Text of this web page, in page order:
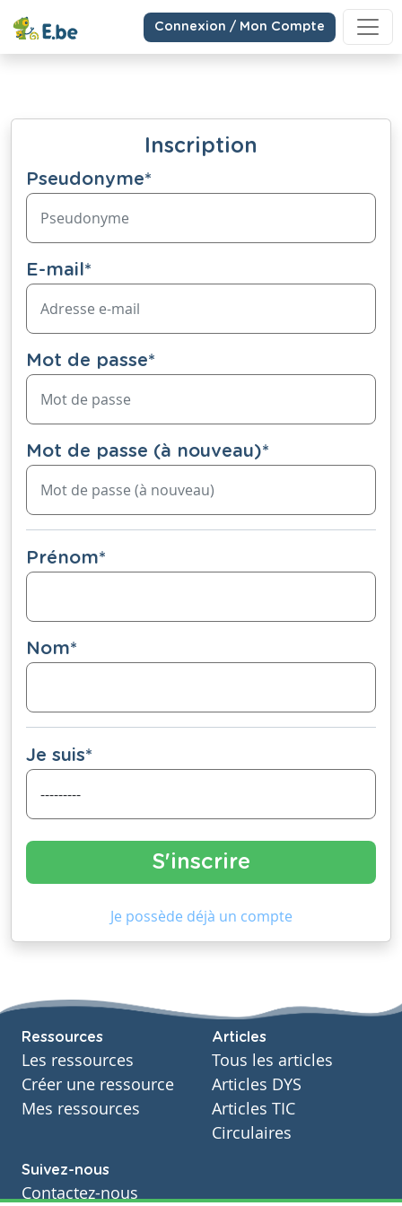
Connexion / Mon Compte
Inscription
Pseudonyme*
E-mail*
Mot de passe*
Mot de passe (à nouveau)*
Prénom*
Nom*
Je suis*
Je possède déjà un compte
Ressources
Les ressources
Créer une ressource
Mes ressources
Articles
Tous les articles
Articles DYS
Articles TIC
Circulaires
Suivez-nous
Contactez-nous